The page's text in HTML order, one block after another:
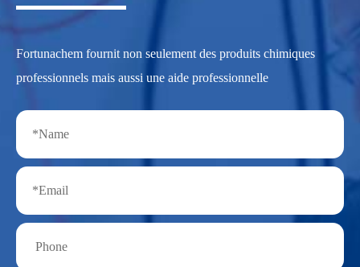
Fortunachem fournit non seulement des produits chimiques
professionnels mais aussi une aide professionnelle